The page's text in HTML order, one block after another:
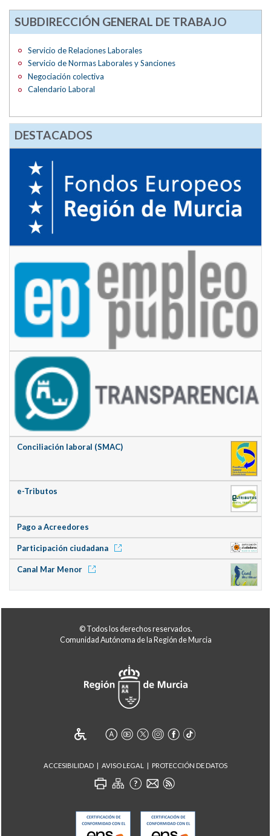
SUBDIRECCIÓN GENERAL DE TRABAJO
Servicio de Relaciones Laborales
Servicio de Normas Laborales y Sanciones
Negociación colectiva
Calendario Laboral
DESTACADOS
Conciliación laboral (SMAC)
e-Tributos
Pago a Acreedores
Participación ciudadana
Canal Mar Menor
© Todos los derechos reservados.
Comunidad Autónoma de la Región de Murcia
ACCESIBILIDAD AVISO LEGAL PROTECCIÓN DE DATOS